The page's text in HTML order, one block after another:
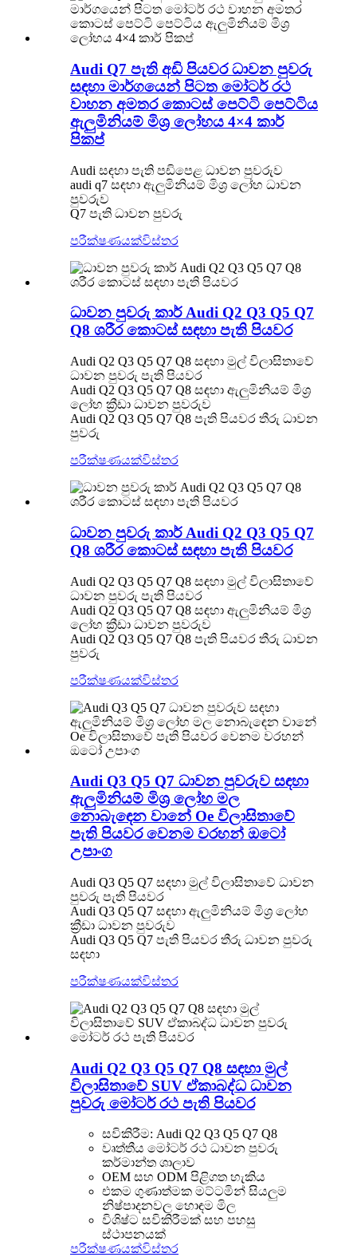
Audi Q7 පැති අඩි පියවර ධාවන පුවරු
සඳහා මාර්ගයෙන් පිටත මෝටර් රථ
වාහන අමතර කොටස් පෙට්ටි පෙට්ටිය
ඇලුමිනියම් මිශ්‍ර ලෝහය 4×4 කාර්
පිකප්
Audi සඳහා පැති පඩිපෙළ ධාවන පුවරුව
audi q7 සඳහා ඇලුමිනියම් මිශ්‍ර ලෝහ ධාවන
පුවරුව
Q7 පැති ධාවන පුවරු
පරීක්ෂණයක්විස්තර
ධාවන පුවරු කාර් Audi Q2 Q3 Q5 Q7
Q8 ශරීර කොටස් සඳහා පැති පියවර
Audi Q2 Q3 Q5 Q7 Q8 සඳහා මුල් විලාසිතාවේ
ධාවන පුවරු පැති පියවර
Audi Q2 Q3 Q5 Q7 Q8 සඳහා ඇලුමිනියම් මිශ්‍ර
ලෝහ ක්‍රීඩා ධාවන පුවරුව
Audi Q2 Q3 Q5 Q7 Q8 පැති පියවර තීරු ධාවන
පුවරු
පරීක්ෂණයක්විස්තර
ධාවන පුවරු කාර් Audi Q2 Q3 Q5 Q7
Q8 ශරීර කොටස් සඳහා පැති පියවර
Audi Q2 Q3 Q5 Q7 Q8 සඳහා මුල් විලාසිතාවේ
ධාවන පුවරු පැති පියවර
Audi Q2 Q3 Q5 Q7 Q8 සඳහා ඇලුමිනියම් මිශ්‍ර
ලෝහ ක්‍රීඩා ධාවන පුවරුව
Audi Q2 Q3 Q5 Q7 Q8 පැති පියවර තීරු ධාවන
පුවරු
පරීක්ෂණයක්විස්තර
Audi Q3 Q5 Q7 ධාවන පුවරුව සඳහා
ඇලුමිනියම් මිශ්‍ර ලෝහ මල
නොබැඳෙන වානේ Oe විලාසිතාවේ
පැති පියවර වෙනම වරහන් ඔටෝ
උපාංග
Audi Q3 Q5 Q7 සඳහා මුල් විලාසිතාවේ ධාවන
පුවරු පැති පියවර
Audi Q3 Q5 Q7 සඳහා ඇලුමිනියම් මිශ්‍ර ලෝහ
ක්‍රීඩා ධාවන පුවරුව
Audi Q3 Q5 Q7 පැති පියවර තීරු ධාවන පුවරු
සඳහා
පරීක්ෂණයක්විස්තර
Audi Q2 Q3 Q5 Q7 Q8 සඳහා මුල්
විලාසිතාවේ SUV ඒකාබද්ධ ධාවන
පුවරු මෝටර් රථ පැති පියවර
සවිකිරීම: Audi Q2 Q3 Q5 Q7 Q8
වෘත්තීය මෝටර් රථ ධාවන පුවරු
කර්මාන්ත ශාලාව
OEM සහ ODM පිළිගත හැකිය
එකම ගුණාත්මක මට්ටමින් සියලුම
නිෂ්පාදනවල හොඳම මිල
විශිෂ්ට සවිකිරීමක් සහ පහසු
ස්ථාපනයක්
පරීක්ෂණයක්විස්තර